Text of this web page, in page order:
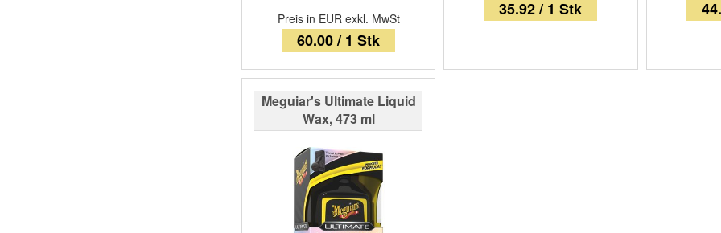
Preis in EUR exkl. MwSt
60.00 / 1 Stk
35.92 / 1 Stk
Meguiar's Ultimate Liquid
Wax, 473 ml